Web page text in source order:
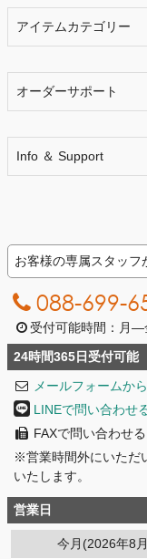
アイテムカテゴリー
オーダーサポート
Info ＆ Support
お客様の専属スタッフ
088-699-
受付可能時間：月
24時間365日受付可能
メールフォームか
LINEで問い合わせ
FAXで問い合わせ
※営業時間外にいただ
いたします。
営業日
今月(2026年8